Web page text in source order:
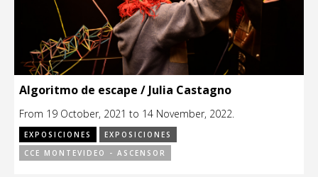
Algoritmo de escape / Julia Castagno
From 19 October, 2021 to 14 November, 2022.
EXPOSICIONES
EXPOSICIONES
CCE MONTEVIDEO - ASCENSOR